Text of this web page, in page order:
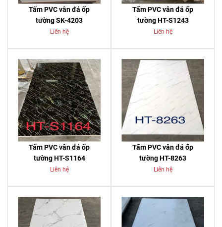
Tấm PVC vân đá ốp
tường SK-4203
Liên hệ
Tấm PVC vân đá ốp
tường HT-S1243
Liên hệ
Tấm PVC vân đá ốp
tường HT-S1164
Liên hệ
Tấm PVC vân đá ốp
tường HT-8263
Liên hệ